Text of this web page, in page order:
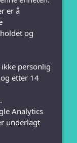
er å
og
personlig
etter 14
Analytics
underlagt